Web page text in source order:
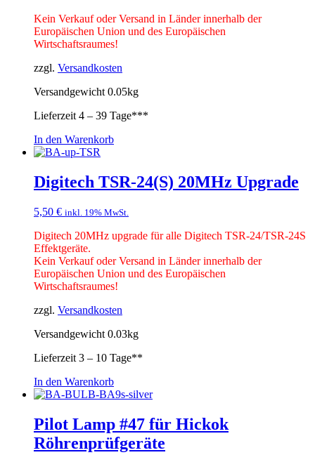
Kein Verkauf oder Versand in Länder innerhalb der
Europäischen Union und des Europäischen
Wirtschaftsraumes!
zzgl. Versandkosten
Versandgewicht 0.05kg
Lieferzeit 4 – 39 Tage***
In den Warenkorb
Digitech TSR-24(S) 20MHz Upgrade
5,50 € inkl. 19% MwSt.
Digitech 20MHz upgrade für alle Digitech TSR-24/TSR-24S
Effektgeräte.
Kein Verkauf oder Versand in Länder innerhalb der
Europäischen Union und des Europäischen
Wirtschaftsraumes!
zzgl. Versandkosten
Versandgewicht 0.03kg
Lieferzeit 3 – 10 Tage**
In den Warenkorb
Pilot Lamp #47 für Hickok
Röhrenprüfgeräte